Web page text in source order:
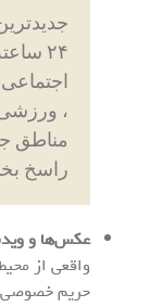
۲۴
، ورزشی
مناطق
راسخ
عکس‌ها و
واقعی از
حریم